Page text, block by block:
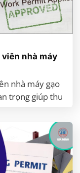
nhà máy
nhà máy gạo
trọng giúp thu
khoản lương
thưởng lễ tết
nhà máy chế
về quy